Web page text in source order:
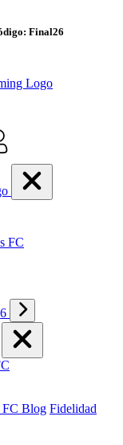
Final26
FC
Blog Fidelidad